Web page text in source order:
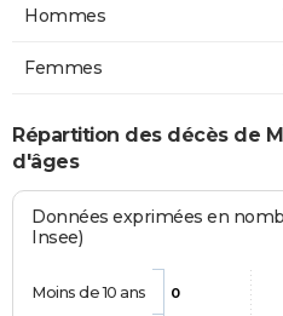
Hommes
Femmes
Répartition des décès de
d'âges
Données exprimées en
Insee)
0
Moins de 10 ans